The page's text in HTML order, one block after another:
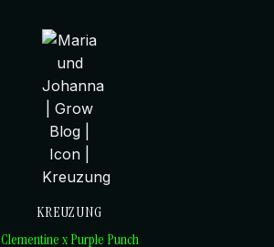
KREUZUNG
Clementine x Purple Punch